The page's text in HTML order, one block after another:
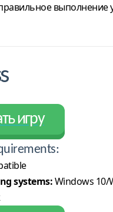
выполнение
игру
systems:Windows 10/